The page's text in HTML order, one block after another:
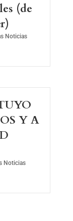
(de
Noticias
Y A
Noticias